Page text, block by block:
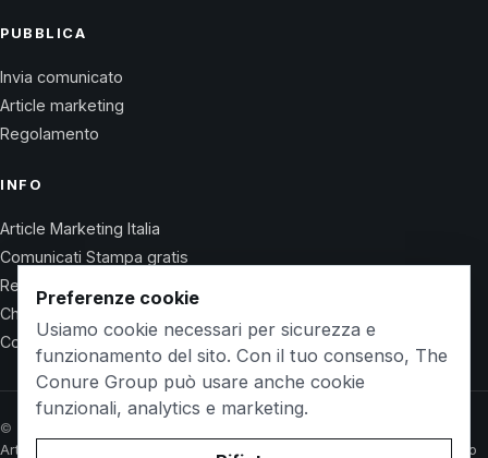
PUBBLICA
Invia comunicato
Article marketing
Regolamento
INFO
Article Marketing Italia
Comunicati Stampa gratis
Regolamento
Chi Siamo
Contatti
© 2026 Wet Life News · The Conure Group
Article Marketing Italia
Chi Siamo
Preferenze cookie
Usiamo cookie necessari per sicurezza e
funzionamento del sito. Con il tuo consenso, The
Conure Group può usare anche cookie
funzionali, analytics e marketing.